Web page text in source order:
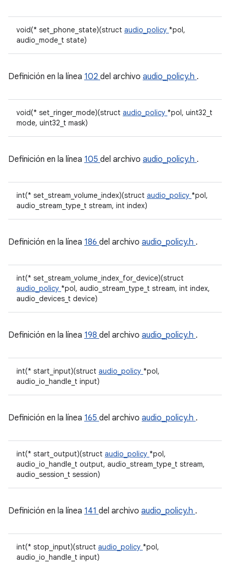
void(* set_phone_state)(struct audio_policy *pol,
audio_mode_t state)
Definición en la línea 102 del archivo audio_policy.h .
void(* set_ringer_mode)(struct audio_policy *pol, uint32_t
mode, uint32_t mask)
Definición en la línea 105 del archivo audio_policy.h .
int(* set_stream_volume_index)(struct audio_policy *pol,
audio_stream_type_t stream, int index)
Definición en la línea 186 del archivo audio_policy.h .
int(* set_stream_volume_index_for_device)(struct
audio_policy *pol, audio_stream_type_t stream, int index,
audio_devices_t device)
Definición en la línea 198 del archivo audio_policy.h .
int(* start_input)(struct audio_policy *pol,
audio_io_handle_t input)
Definición en la línea 165 del archivo audio_policy.h .
int(* start_output)(struct audio_policy *pol,
audio_io_handle_t output, audio_stream_type_t stream,
audio_session_t session)
Definición en la línea 141 del archivo audio_policy.h .
int(* stop_input)(struct audio_policy *pol,
audio_io_handle_t input)